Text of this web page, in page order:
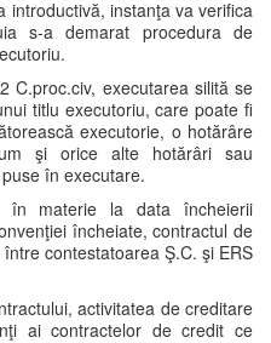
introductivă, instanţa va verifica
s-a demarat procedura de
C.proc.civ, executarea silită se
titlu executoriu, care poate fi
executorie, o hotărâre
şi orice alte hotărâri sau
în executare.
în materie la data încheierii
încheiate, contractul de
contestatoarea Ş.C. şi ERS
activitatea de creditare
ai contractelor de credit ce